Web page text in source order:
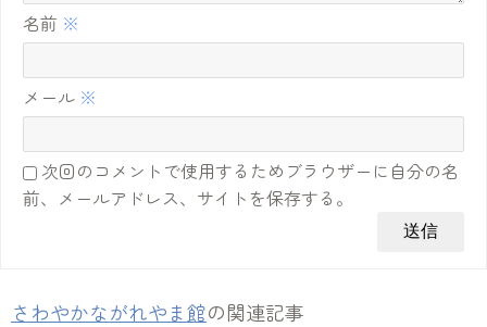
名前 ※
メール ※
次回のコメントで使用するためブラウザーに自分の名
前、メールアドレス、サイトを保存する。
さわやかながれやま館の関連記事